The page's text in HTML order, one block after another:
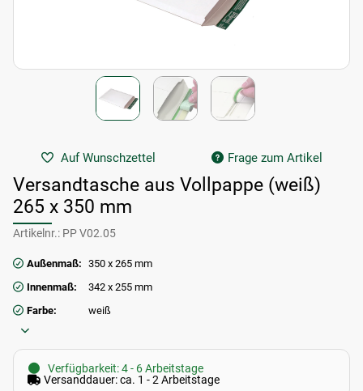
Auf Wunschzettel Frage zum Artikel
Versandtasche aus Vollpappe (weiß)
265 x 350 mm
Artikelnr.: PP V02.05
Außenmaß: 350 x 265 mm
Innenmaß:
342 x 255 mm
Farbe:
weiß
Verfügbarkeit: 4 - 6 Arbeitstage
Versanddauer: ca. 1 - 2 Arbeitstage